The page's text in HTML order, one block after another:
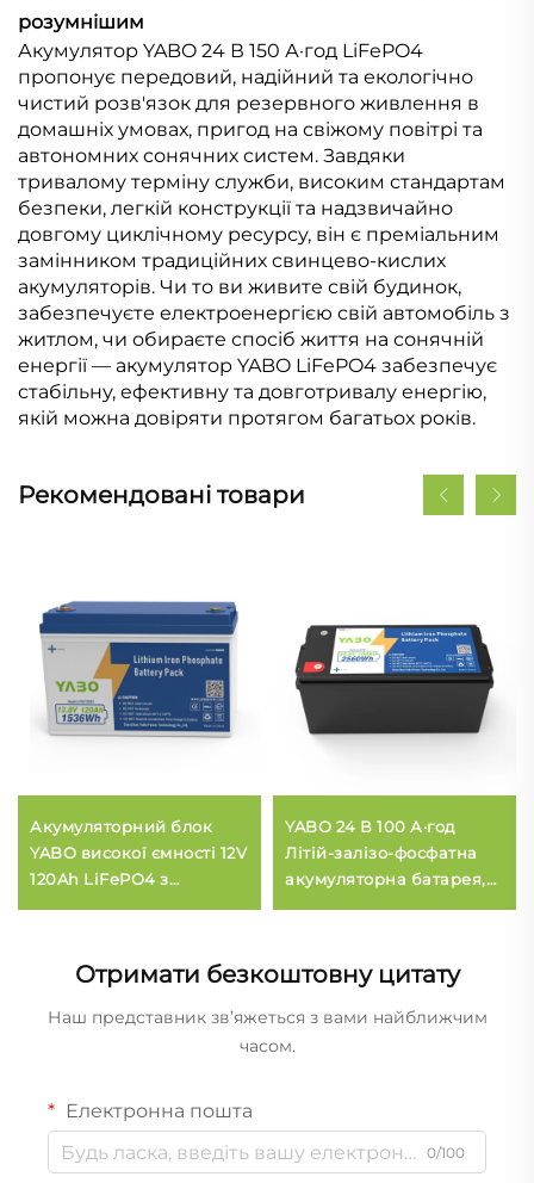
розумнішим
Акумулятор YABO 24 В 150 А·год LiFePO4
пропонує передовий, надійний та екологічно
чистий розв'язок для резервного живлення в
домашніх умовах, пригод на свіжому повітрі та
автономних сонячних систем. Завдяки
тривалому терміну служби, високим стандартам
безпеки, легкій конструкції та надзвичайно
довгому циклічному ресурсу, він є преміальним
замінником традиційних свинцево-кислих
акумуляторів. Чи то ви живите свій будинок,
забезпечуєте електроенергією свій автомобіль з
житлом, чи обираєте спосіб життя на сонячній
енергії — акумулятор YABO LiFePO4 забезпечує
стабільну, ефективну та довготривалу енергію,
якій можна довіряти протягом багатьох років.
Рекомендовані товари
Акумуляторний блок
YABO високої ємності 12V
120Ah LiFePO4 з
автофургонів, сонячних
батарей, морських та
YABO 24 В 100 А·год
Літій-залізо-фосфатна
акумуляторна батарея,
енергії, гольф-карів
Отримати безкоштовну цитату
Наш представник зв’яжеться з вами найближчим
часом.
Електронна пошта
0/100